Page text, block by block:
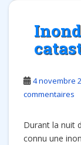
4 novembre
commentaires
Durant la nuit
connu une